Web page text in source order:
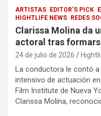
ARTISTAS EDITOR'S PICK
HIGHTLIFE NEWS
REDES
Clarissa Molina da
actoral tras
24 de julio de 2026
La conductora le contó
intensivo de actuación
Film Institute de Nueva
Clarissa Molina,